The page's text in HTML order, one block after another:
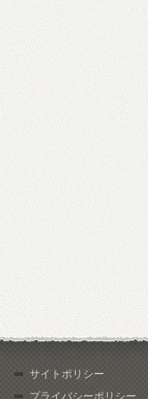
サイトポリシー
プライバシーポリシー